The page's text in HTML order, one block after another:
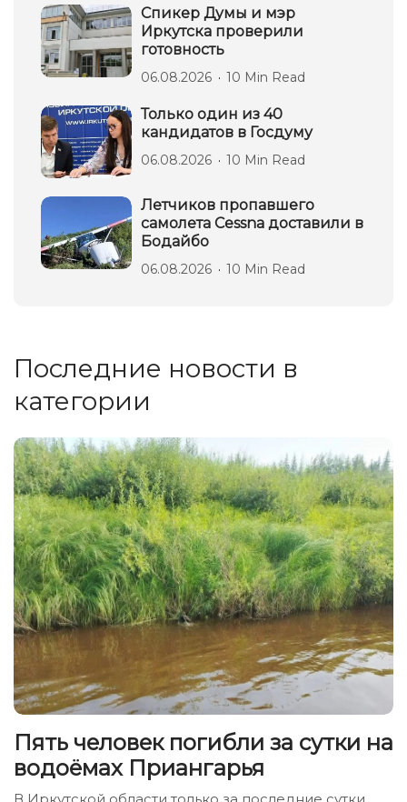
Спикер Думы и мэр
Иркутска проверили
готовность
06.08.2026 10 Min Read
Только один из 40
кандидатов в Госдуму
06.08.2026 10 Min Read
Летчиков пропавшего
самолета Cessna доставили в
Бодайбо
06.08.2026 10 Min Read
Последние новости в
категории
Пять человек погибли за сутки на
водоёмах Приангарья